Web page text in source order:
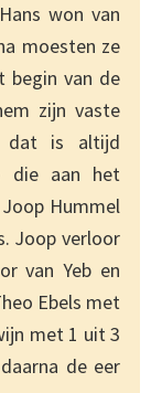
won van
moesten ze
begin van de
zijn vaste
dat is altijd
die aan het
Hummel
Joop verloor
van Yeb en
Ebels met
met 1 uit 3
de eer